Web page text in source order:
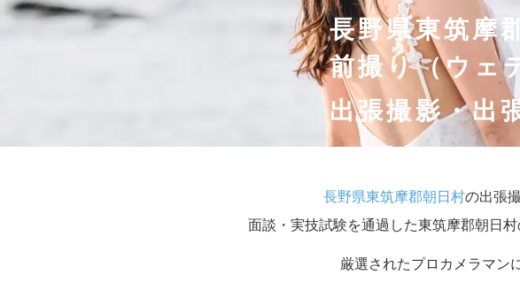
長野県東筑摩
前撮り（ウェ
出張撮影・出
長野県東筑摩郡朝日村の出張
面談・実技試験を通過した東筑摩郡朝日
厳選されたプロカメラマン